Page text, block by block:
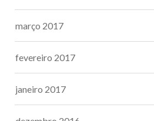
março 2017
fevereiro 2017
janeiro 2017